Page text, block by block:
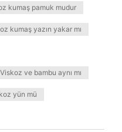
kumaş pamuk mudur
kumaş yazın yakar mı
Viskoz ve bambu aynı mı
yün mü